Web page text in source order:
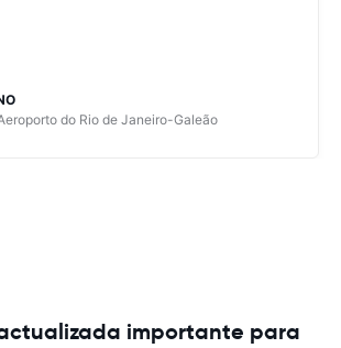
do Rio de Janeiro-Galeão
importante para